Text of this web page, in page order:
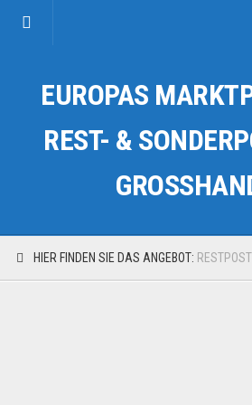
Kategorien
Auto & Motorrad
Fahrzeuge & Transport
EUROPAS
REST- &
HIER FINDEN SIE DAS ANGEBOT: